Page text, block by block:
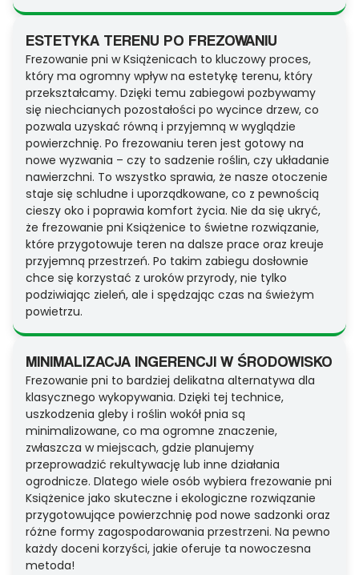
ESTETYKA TERENU PO FREZOWANIU
Frezowanie pni w Książenicach to kluczowy proces,
który ma ogromny wpływ na estetykę terenu, który
przekształcamy. Dzięki temu zabiegowi pozbywamy
się niechcianych pozostałości po wycince drzew, co
pozwala uzyskać równą i przyjemną w wyglądzie
powierzchnię. Po frezowaniu teren jest gotowy na
nowe wyzwania – czy to sadzenie roślin, czy układanie
nawierzchni. To wszystko sprawia, że nasze otoczenie
staje się schludne i uporządkowane, co z pewnością
cieszy oko i poprawia komfort życia. Nie da się ukryć,
że frezowanie pni Książenice to świetne rozwiązanie,
które przygotowuje teren na dalsze prace oraz kreuje
przyjemną przestrzeń. Po takim zabiegu dosłownie
chce się korzystać z uroków przyrody, nie tylko
podziwiając zieleń, ale i spędzając czas na świeżym
powietrzu.
MINIMALIZACJA INGERENCJI W ŚRODOWISKO
Frezowanie pni to bardziej delikatna alternatywa dla
klasycznego wykopywania. Dzięki tej technice,
uszkodzenia gleby i roślin wokół pnia są
minimalizowane, co ma ogromne znaczenie,
zwłaszcza w miejscach, gdzie planujemy
przeprowadzić rekultywację lub inne działania
ogrodnicze. Dlatego wiele osób wybiera frezowanie pni
Książenice jako skuteczne i ekologiczne rozwiązanie
przygotowujące powierzchnię pod nowe sadzonki oraz
różne formy zagospodarowania przestrzeni. Na pewno
każdy doceni korzyści, jakie oferuje ta nowoczesna
metoda!